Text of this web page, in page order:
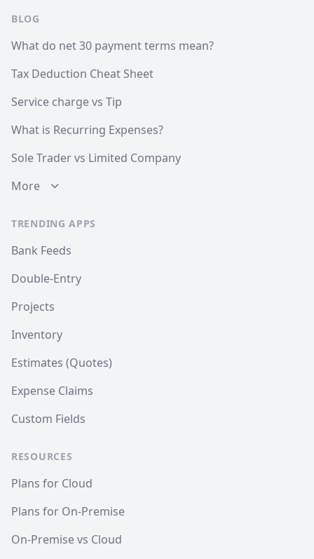
BLOG
What do net 30 payment terms mean?
Tax Deduction Cheat Sheet
Service charge vs Tip
What is Recurring Expenses?
Sole Trader vs Limited Company
More
TRENDING APPS
Bank Feeds
Double-Entry
Projects
Inventory
Estimates (Quotes)
Expense Claims
Custom Fields
RESOURCES
Plans for Cloud
Plans for On-Premise
On-Premise vs Cloud